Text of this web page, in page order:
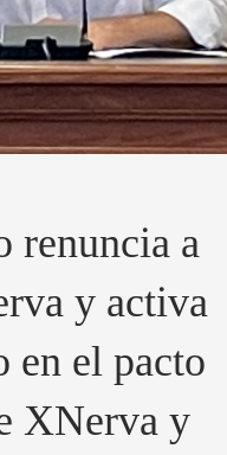
renuncia a
y activa
en el pacto
XNerva y